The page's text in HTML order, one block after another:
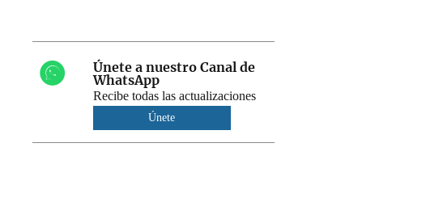
Únete a nuestro Canal de
WhatsApp
Recibe todas las actualizaciones
Únete